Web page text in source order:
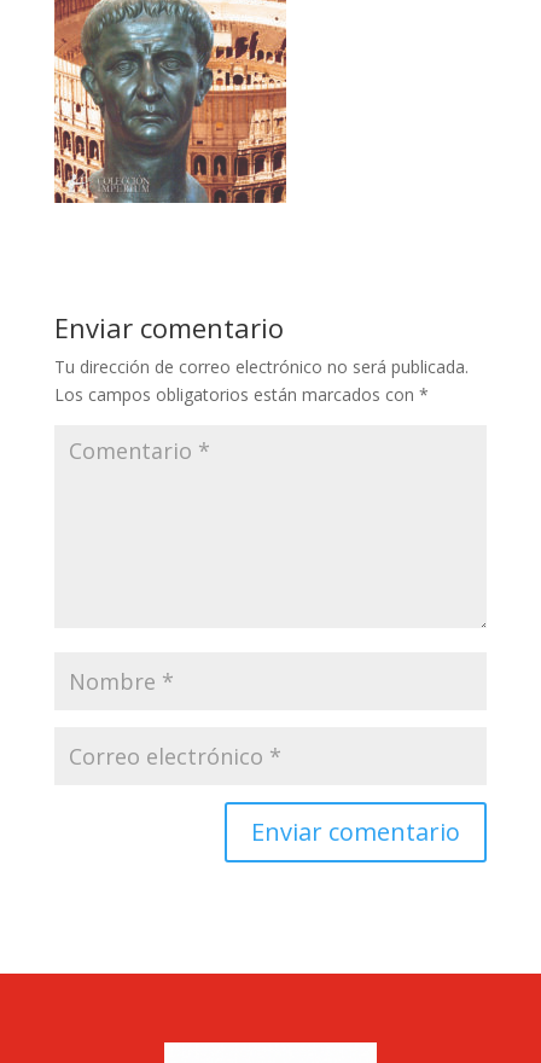
Enviar comentario
Tu dirección de correo electrónico no será publicada.
Los campos obligatorios están marcados con *